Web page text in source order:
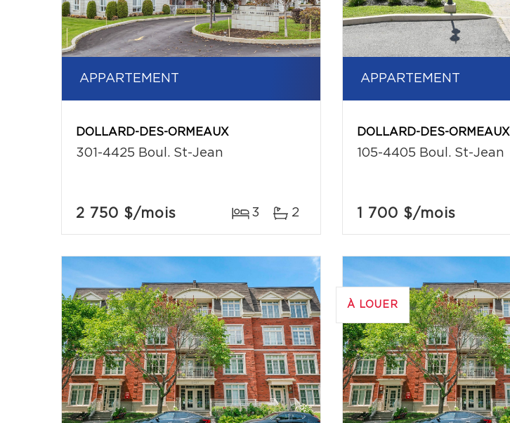
APPARTEMENT
DOLLARD-DES-ORMEAUX
301-4425 Boul. St-Jean
2 750 $/mois 3 2
APPARTEMENT
DOLLARD-DES-ORMEAUX
105-4405 Boul. St-Jean
1 700 $/mois
À LOUER